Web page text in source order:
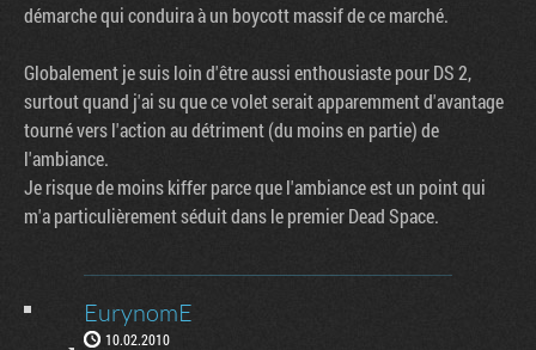
démarche qui conduira à un boycott massif de ce marché.
Globalement je suis loin d'être aussi enthousiaste pour DS 2,
surtout quand j'ai su que ce volet serait apparemment d'avantage
tourné vers l'action au détriment (du moins en partie) de
l'ambiance.
Je risque de moins kiffer parce que l'ambiance est un point qui
m'a particulièrement séduit dans le premier Dead Space.
EurynomE
10.02.2010